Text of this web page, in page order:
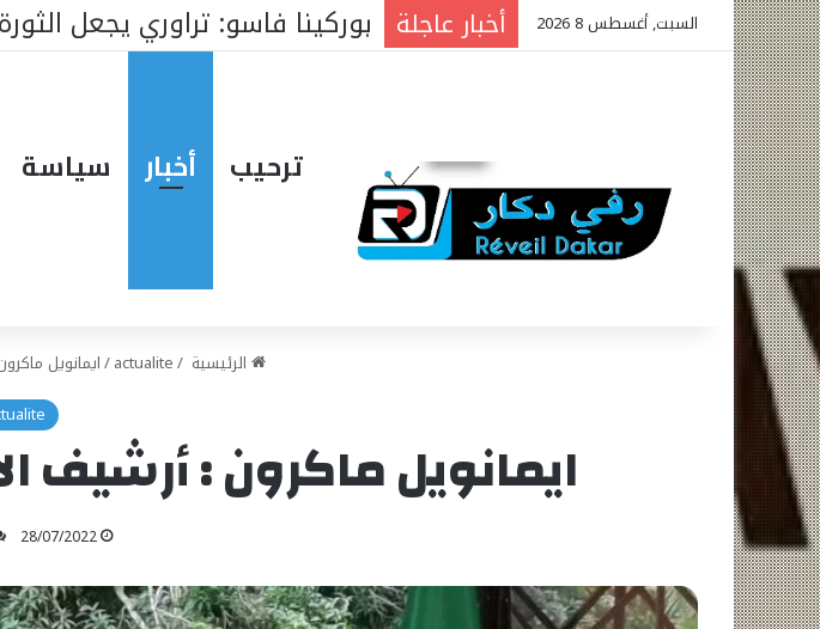
السبت, أغسطس 8 2026 أخبار عاجلة الجمعية الوطنية : ملفات رئيس
ترحيب أخبار سياسة
الرئيسية /
actualite
/ايمانويل
ايمانويل ماكرون : أرشيف
28/07/2022